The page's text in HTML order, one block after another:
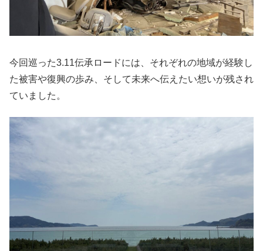
今回巡った3.11伝承ロードには、それぞれの地域が経験し
た被害や復興の歩み、そして未来へ伝えたい想いが残され
ていました。